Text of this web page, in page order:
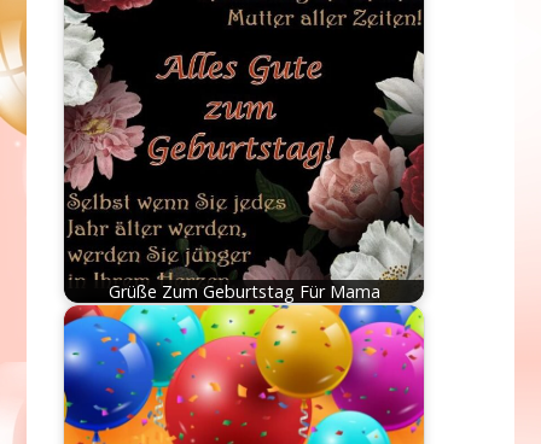
Grüße Zum Geburtstag Für Mama